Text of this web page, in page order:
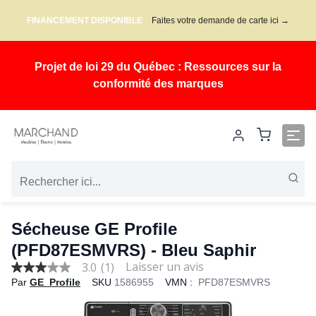
FINANCEMENT DISPONIBLE Faites votre demande de carte ici →
Projet de loi 29 du Québec : Ressources sur la
conformité des marques
Sécheuse GE Profile
(PFD87ESMVRS) - Bleu Saphir
3.0
out
3.0 (1)
Par GE Profile SKU 1586955 VMN : PFD87ESMVRS